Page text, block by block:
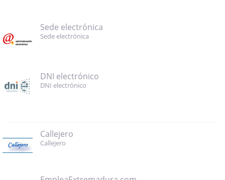
Sede electrónica
Sede electrónica
DNI electrónico
DNI electrónico
Callejero
Callejero